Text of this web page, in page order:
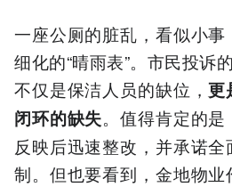
一座公厕的脏乱，看似小
细化的“晴雨表”。市民投诉
不仅是保洁人员的缺位，更
闭环的缺失。值得肯定的
反映后迅速整改，并承诺
制。但也要看到，金地物